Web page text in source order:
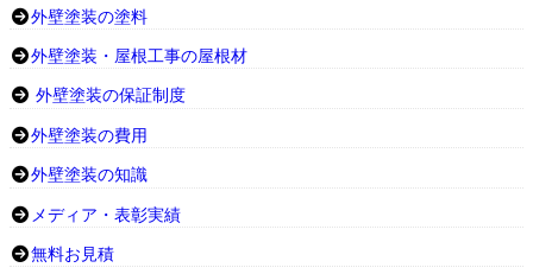
外壁塗装の塗料
外壁塗装・屋根工事の屋根材
外壁塗装の保証制度
外壁塗装の費用
外壁塗装の知識
メディア・表彰実績
無料お見積